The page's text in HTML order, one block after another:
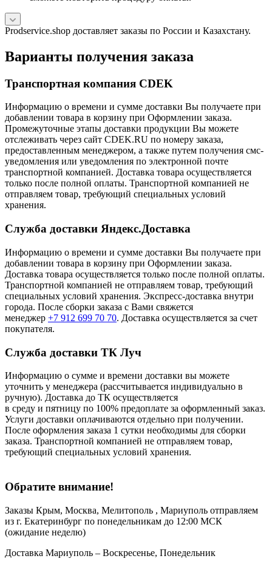
Prodservice.shop доставляет заказы по России и Казахстану.
Варианты получения заказа
Транспортная компания CDEK
Информацию о времени и сумме доставки Вы получаете при
добавлении товара в корзину при Оформлении заказа.
Промежуточные этапы доставки продукции Вы можете
отслеживать через сайт CDEK.RU по номеру заказа,
предоставленным менеджером, а также путем получения смс-
уведомления или уведомления по электронной почте
транспортной компанией. Доставка товара осуществляется
только после полной оплаты. Транспортной компанией не
отправляем товар, требующий специальных условий
хранения.
Служба доставки Яндекс.Доставка
Информацию о времени и сумме доставки Вы получаете при
добавлении товара в корзину при Оформлении заказа.
Доставка товара осуществляется только после полной оплаты.
Транспортной компанией не отправляем товар, требующий
специальных условий хранения. Экспресс-доставка внутри
города. После сборки заказа с Вами свяжется
менеджер +7 912 699 70 70. Доставка осуществляется за счет
покупателя.
Служба доставки ТК Луч
Информацию о сумме и времени доставки вы можете
уточнить у менеджера (рассчитывается индивидуально в
ручную). Доставка до ТК осуществляется
в среду и пятницу по 100% предоплате за оформленный заказ.
Услуги доставки оплачиваются отдельно при получении.
После оформления заказа 1 сутки необходимы для сборки
заказа. Транспортной компанией не отправляем товар,
требующий специальных условий хранения.
Обратите внимание!
Заказы Крым, Москва, Мелитополь , Мариуполь отправляем
из г. Екатеринбург по понедельникам до 12:00 МСК
(ожидание неделю)
Доставка Мариуполь – Воскресенье, Понедельник